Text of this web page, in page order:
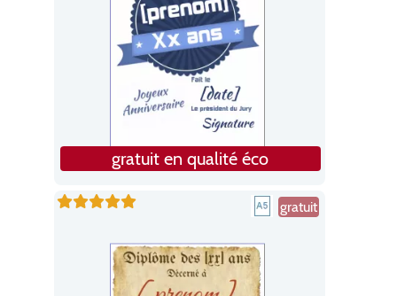
gratuit en qualité éco
gratuit